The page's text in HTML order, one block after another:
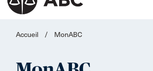
Accueil / MonABC